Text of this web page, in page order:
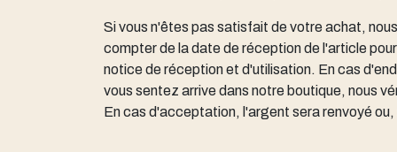
Si vous n'êtes pas satisfait de votre achat,
compter de la date de réception de l'article
notice de réception et d'utilisation. En cas
vous sentez arrive dans notre boutique, nous
En cas d'acceptation, l'argent sera renvoyé